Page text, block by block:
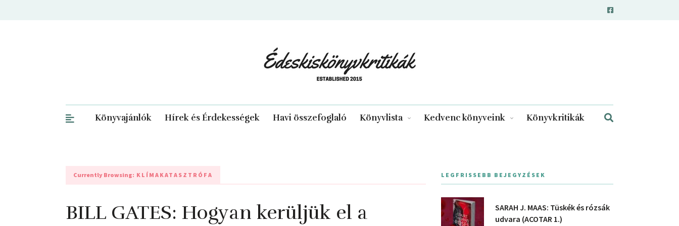
Könyvajánlók Hírek és Érdekességek Havi összefoglaló Könyvlista Kedvenc könyveink Könyvkritikák
Currently Browsing: KLÍMAKATASZTRÓFA
BILL GATES: Hogyan kerüljük el a
LEGFRISSEBB BEJEGYZÉSEK
SARAH J. MAAS: Tüskék és rózsák
udvara (ACOTAR 1.)